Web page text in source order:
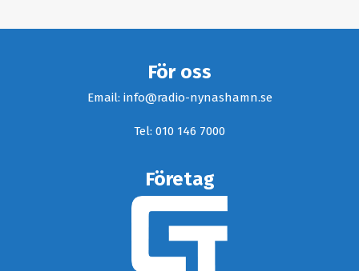
För oss
Email: info@radio-nynashamn.se
Tel: 010 146 7000
Företag